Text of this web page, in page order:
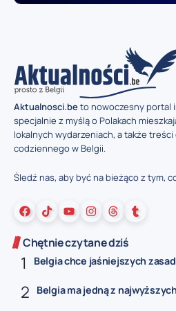
Aktualnosci.beto nowoczesny portal
specjalnie z myślą o Polakach
lokalnych wydarzeniach, a także
codziennego w Belgii.
Śledź nas, aby być na bieżąco z tym,
Chętnie czytane dziś
Belgia chce jaśniejszych
Belgia ma jedną z